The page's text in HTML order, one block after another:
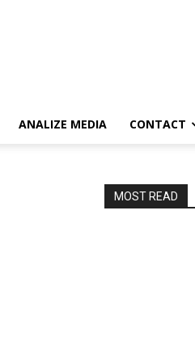
ANALIZE MEDIA CONTACT
MOST READ